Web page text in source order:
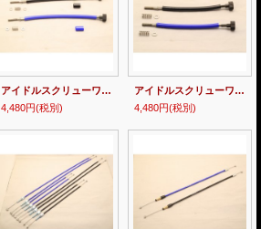
アイドルスクリューワイヤー 【 MC21 】
4,480円(税別)
アイドルスクリューワイヤー 【 MC28 】
4,480円(税別)